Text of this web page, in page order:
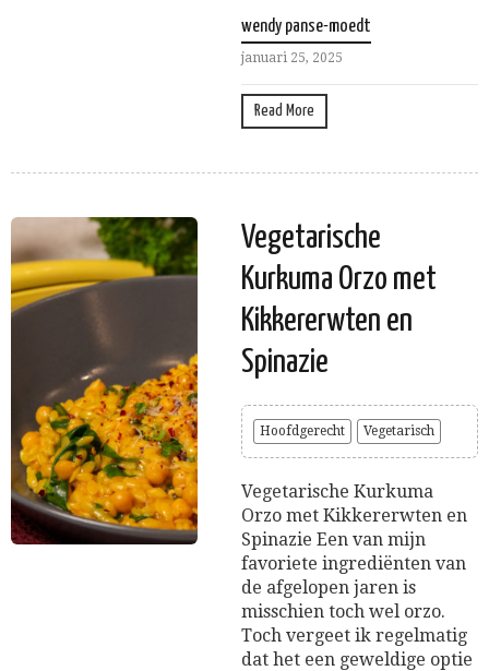
wendy panse-moedt
januari 25, 2025
Read More
Vegetarische
Kurkuma Orzo met
Kikkererwten en
Spinazie
Hoofdgerecht Vegetarisch
Vegetarische Kurkuma
Orzo met Kikkererwten en
Spinazie Een van mijn
favoriete ingrediënten van
de afgelopen jaren is
misschien toch wel orzo.
Toch vergeet ik regelmatig
dat het een geweldige optie